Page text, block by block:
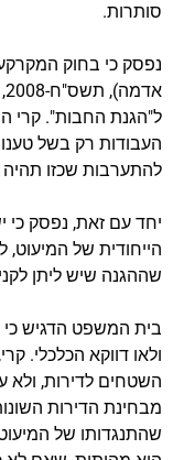
סותרות.
נפסק כי בחוק
ל"הגנת החבות". קרי
העבודות רק בשל
להתערבות שכזו
יחד עם זאת, נפסק כי
הייחודית של המיעוט,
שההגנה שיש ליתן
בית המשפט הדגיש כי
ולאו דווקא הכלכלי.
השטחים לדירות, ולא
מבחינת הדירות
שהתנגדותו של המיעוט